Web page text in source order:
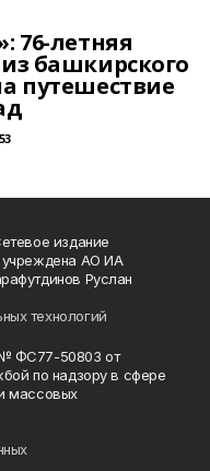
76-летняя
башкирского
путешествие
издание
учреждена АО ИА
Руслан
технологий
ФС77-50803 от
по надзору в сфере
массовых